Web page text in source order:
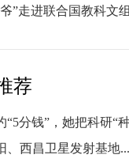
荐
“5分钱”，她把科研“